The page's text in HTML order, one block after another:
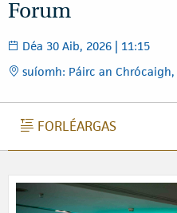
Forum
Déa 30 Aib, 2026 | 11:15
suíomh: Páirc an
FORLÉARGAS
FORLÉARGAS